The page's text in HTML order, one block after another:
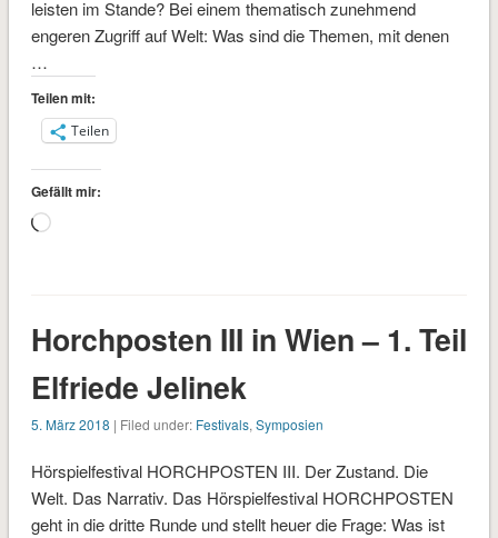
leisten im Stande? Bei einem thematisch zunehmend
engeren Zugriff auf Welt: Was sind die Themen, mit denen
…
Teilen mit:
Teilen
Gefällt mir:
Wird
Horchposten III in Wien – 1. Teil
Elfriede Jelinek
5. März 2018 | Filed under: Festivals, Symposien
Hörspielfestival HORCHPOSTEN III. Der Zustand. Die
Welt. Das Narrativ. Das Hörspielfestival HORCHPOSTEN
geht in die dritte Runde und stellt heuer die Frage: Was ist